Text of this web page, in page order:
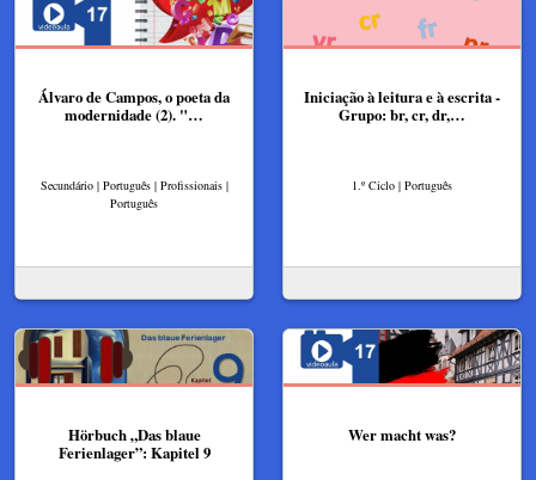
Álvaro de Campos, o poeta da
modernidade (2). "…
Secundário | Português | Profissionais |
Português
Iniciação à leitura e à escrita -
Grupo: br, cr, dr,…
1.º Ciclo | Português
Hörbuch „Das blaue
Ferienlager”: Kapitel 9
Wer macht was?